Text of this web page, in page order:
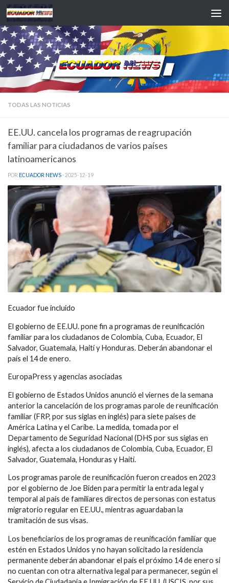
Saltar al contenido
TODAS LAS NOTICIAS
EE.UU. cancela los programas de reagrupación
familiar para ciudadanos de varios países
latinoamericanos
POR ECUADOR NEWS · 2025-12-19
Ecuador fue incluido
El gobierno de EE.UU. pone fin a programas de reunificación
familiar para los ciudadanos de Colombia, Cuba, Ecuador, El
Salvador, Guatemala, Haití y Honduras. Deberán abandonar el
país el 14 de enero.
EuropaPress y agencias asociadas
El gobierno de Estados Unidos anunció el viernes de la semana
anterior la cancelación de los programas parole de reunificación
familiar (FRP, por sus siglas en inglés) para siete países de
América Latina y el Caribe. La medida, tomada por el
Departamento de Seguridad Nacional (DHS por sus siglas en
inglés), afecta a los ciudadanos de Colombia, Cuba, Ecuador, El
Salvador, Guatemala, Honduras y Haití.
Los programas parole de reunificación fueron creados en 2023
por el gobierno de Joe Biden para permitir la entrada legal y
temporal al país de familiares directos de personas con estatus
migratorio regular en EE.UU., mientras aguardaban la
tramitación de sus visas.
Los beneficiarios de los programas de reunificación familiar que
estén en Estados Unidos y no hayan solicitado la residencia
permanente deberán abandonar el país el próximo 14 de enero si
no cuentan con otra alternativa legal para permanecer, según el